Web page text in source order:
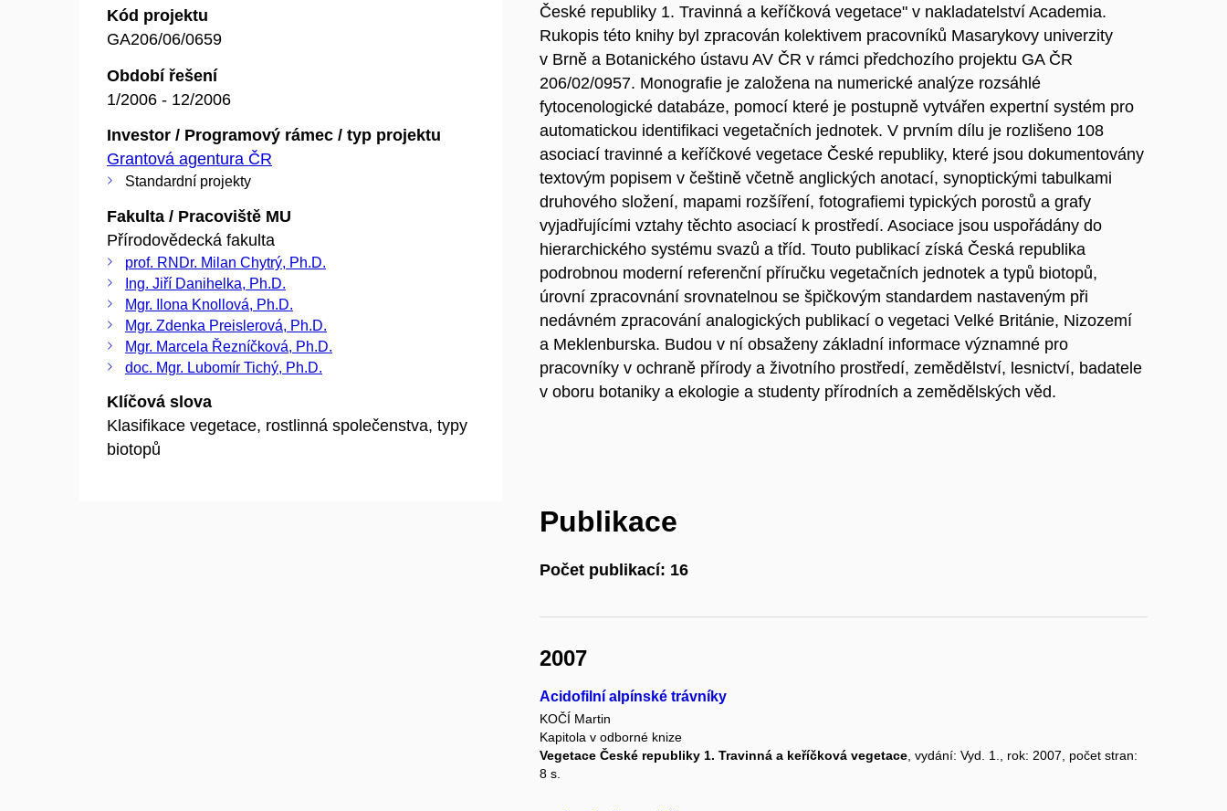
Kód projektu
GA206/06/0659
Období řešení
1/2006 - 12/2006
Investor / Programový rámec / typ projektu
Grantová agentura ČR
Standardní projekty
Fakulta / Pracoviště MU
Přírodovědecká fakulta
prof. RNDr. Milan Chytrý, Ph.D.
Ing. Jiří Danihelka, Ph.D.
Mgr. Ilona Knollová, Ph.D.
Mgr. Zdenka Preislerová, Ph.D.
Mgr. Marcela Řezníčková, Ph.D.
doc. Mgr. Lubomír Tichý, Ph.D.
Klíčová slova
Klasifikace vegetace, rostlinná společenstva, typy
biotopů
České republiky 1. Travinná a keříčková vegetace" v nakladatelství Academia.
Rukopis této knihy byl zpracován kolektivem pracovníků Masarykovy univerzity
v Brně a Botanického ústavu AV ČR v rámci předchozího projektu GA ČR
206/02/0957. Monografie je založena na numerické analýze rozsáhlé
fytocenologické databáze, pomocí které je postupně vytvářen expertní systém pro
automatickou identifikaci vegetačních jednotek. V prvním dílu je rozlišeno 108
asociací travinné a keříčkové vegetace České republiky, které jsou dokumentovány
textovým popisem v češtině včetně anglických anotací, synoptickými tabulkami
druhového složení, mapami rozšíření, fotografiemi typických porostů a grafy
vyjadřujícími vztahy těchto asociací k prostředí. Asociace jsou uspořádány do
hierarchického systému svazů a tříd. Touto publikací získá Česká republika
podrobnou moderní referenční příručku vegetačních jednotek a typů biotopů,
úrovní zpracovnání srovnatelnou se špičkovým standardem nastaveným při
nedávném zpracování analogických publikací o vegetaci Velké Británie, Nizozemí
a Meklenburska. Budou v ní obsaženy základní informace významné pro
pracovníky v ochraně přírody a životního prostředí, zemědělství, lesnictví, badatele
v oboru botaniky a ekologie a studenty přírodních a zemědělských věd.
Publikace
Počet publikací: 16
2007
Acidofilní alpínské trávníky
KOČÍ Martin
Kapitola v odborné knize
Vegetace České republiky 1. Travinná a keříčková vegetace, vydání: Vyd. 1., rok: 2007, počet stran:
8 s.